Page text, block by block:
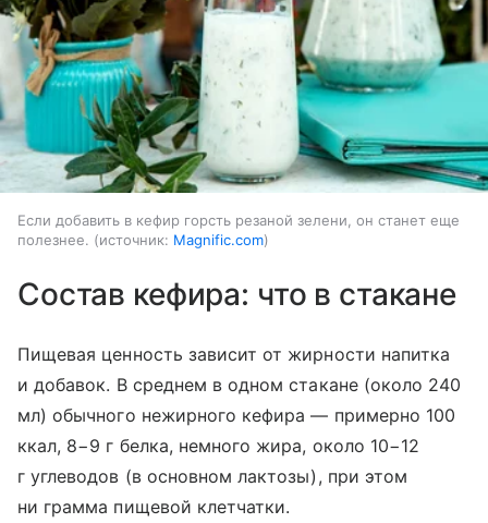
Если добавить в кефир горсть резаной зелени, он станет еще
полезнее.
источник: Magnific.com
Состав кефира: что в стакане
Пищевая ценность зависит от жирности напитка
и добавок. В среднем в одном стакане (около 240
мл) обычного нежирного кефира — примерно 100
ккал, 8−9 г белка, немного жира, около 10−12
г углеводов (в основном лактозы), при этом
ни грамма пищевой клетчатки.